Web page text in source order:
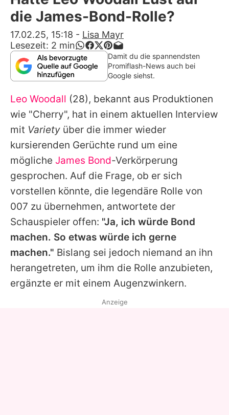
Alle Themen auf Promiflash
App runterladen
Team
Redaktionelle Richtlinien
Impressum
Nutzungsbedingungen
Utiq verwalten
die James-Bond-Rolle?
17.02.25, 15:18 - Lisa Mayr
Lesezeit: 2 min
Damit du die spannendsten
Promiflash-News auch bei
Google siehst.
Leo Woodall (28), bekannt aus Produktionen
wie "Cherry", hat in einem aktuellen Interview
mit Variety über die immer wieder
kursierenden Gerüchte rund um eine
mögliche James Bond-Verkörperung
gesprochen. Auf die Frage, ob er sich
vorstellen könnte, die legendäre Rolle von
007 zu übernehmen, antwortete der
Schauspieler offen: "Ja, ich würde Bond
machen. So etwas würde ich gerne
machen." Bislang sei jedoch niemand an ihn
herangetreten, um ihm die Rolle anzubieten,
ergänzte er mit einem Augenzwinkern.
Anzeige